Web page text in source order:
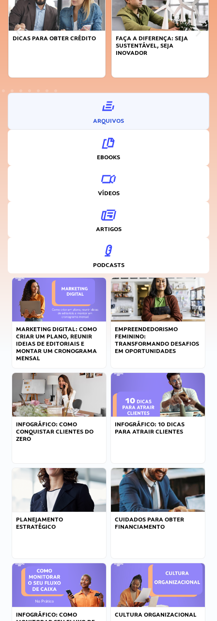
DICAS PARA OBTER CRÉDITO
FAÇA A DIFERENÇA: SEJA
SUSTENTÁVEL, SEJA
INOVADOR
ARQUIVOS
EBOOKS
VÍDEOS
ARTIGOS
PODCASTS
MARKETING DIGITAL: COMO
CRIAR UM PLANO, REUNIR
IDEIAS DE EDITORIAIS E
MONTAR UM CRONOGRAMA
MENSAL
EMPREENDEDORISMO
FEMININO:
TRANSFORMANDO DESAFIOS
EM OPORTUNIDADES
INFOGRÁFICO: COMO
CONQUISTAR CLIENTES DO
ZERO
INFOGRÁFICO: 10 DICAS
PARA ATRAIR CLIENTES
PLANEJAMENTO
ESTRATÉGICO
CUIDADOS PARA OBTER
FINANCIAMENTO
INFOGRÁFICO: COMO
CULTURA ORGANIZACIONAL